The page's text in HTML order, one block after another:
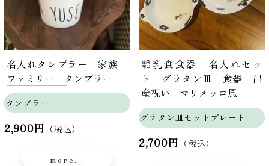
名入れタンブラー 家族
ファミリー タンブラー
タンブラー
2,900円 （税込）
more...
離乳食食器 名入れセッ
ト グラタン皿 食器 出
産祝い マリメッコ風
グラタン皿セットプレート
2,700円 （税込）